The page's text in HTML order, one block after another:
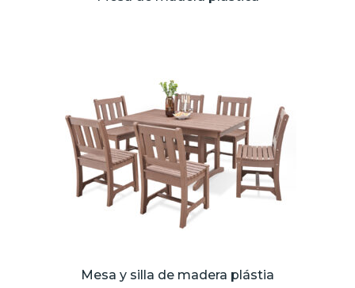
Mesa y silla de madera plástia